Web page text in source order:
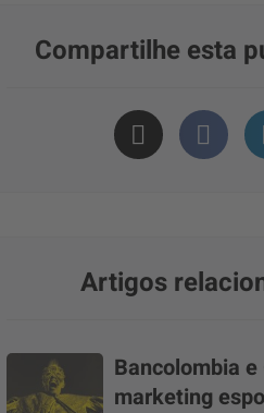
Compartilhe esta
Artigos
Bancolombia
marketing